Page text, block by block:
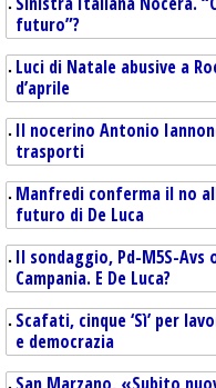
futuro”?
Luci di Natale abusive a
d’aprile
Il nocerino Antonio
trasporti
Manfredi conferma il no
futuro di De Luca
Il sondaggio, Pd-M5S-
Campania. E De Luca?
Scafati, cinque ‘Sì’ per
e democrazia